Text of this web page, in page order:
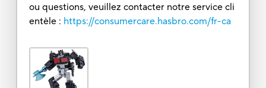
ou questions, veuillez contacter notre service cli
entèle : https://consumercare.hasbro.com/fr-ca